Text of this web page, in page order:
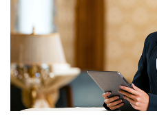
Especialização
Educação a Distância
Todos os cursos